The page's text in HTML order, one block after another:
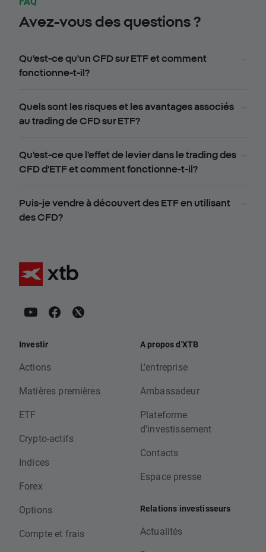
Avez-vous des questions ?
Qu'est-ce qu'un CFD sur ETF et comment
fonctionne-t-il?
Quels sont les risques et les avantages associés
au trading de CFD sur ETF?
Qu'est-ce que l'effet de levier dans le trading des
CFD d'ETF et comment fonctionne-t-il?
Puis-je vendre à découvert des ETF en utilisant
des CFD?
Investir
Actions
Matières premières
ETF
Crypto-actifs
Indices
Forex
Options
Compte et frais
A propos d'XTB
L'entreprise
Ambassadeur
Plateforme
d'investissement
Contacts
Espace presse
Relations investisseurs
Actualités